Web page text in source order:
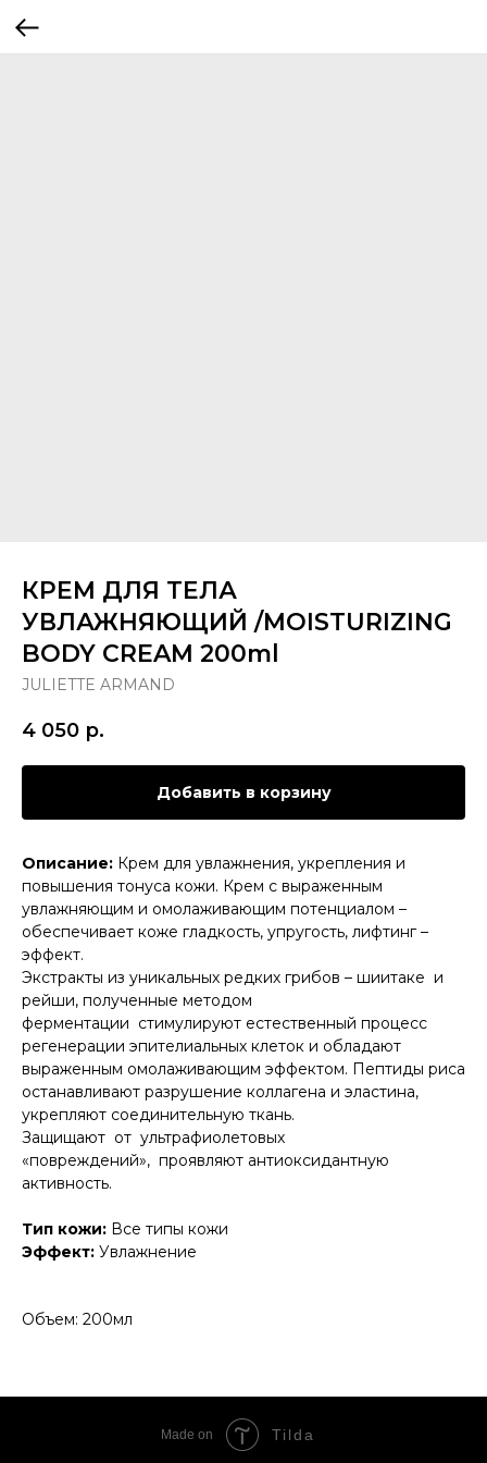
КРЕМ ДЛЯ ТЕЛА
УВЛАЖНЯЮЩИЙ /MOISTURIZING
BODY CREAM 200ml
JULIETTE ARMAND
4 050 р.
Добавить в корзину
Описание: Крем для увлажнения, укрепления и
повышения тонуса кожи. Крем с выраженным
увлажняющим и омолаживающим потенциалом –
обеспечивает коже гладкость, упругость, лифтинг –
эффект.
Экстракты из уникальных редких грибов – шиитаке и
рейши, полученные методом
ферментации стимулируют естественный процесс
регенерации эпителиальных клеток и обладают
выраженным омолаживающим эффектом. Пептиды риса
останавливают разрушение коллагена и эластина,
укрепляют соединительную ткань.
Защищают от ультрафиолетовых
«повреждений», проявляют антиоксидантную
активность.
Тип кожи: Все типы кожи
Эффект: Увлажнение
Объем: 200мл
Made on Tilda